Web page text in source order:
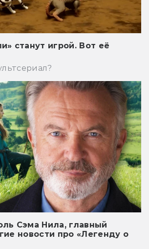
станут игрой. Вот её
Сэма Нила, главный
новости про «Легенду о